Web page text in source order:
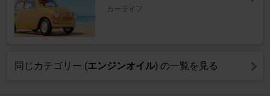
カーライフ
同じカテゴリー (エンジンオイル) の一覧を見る